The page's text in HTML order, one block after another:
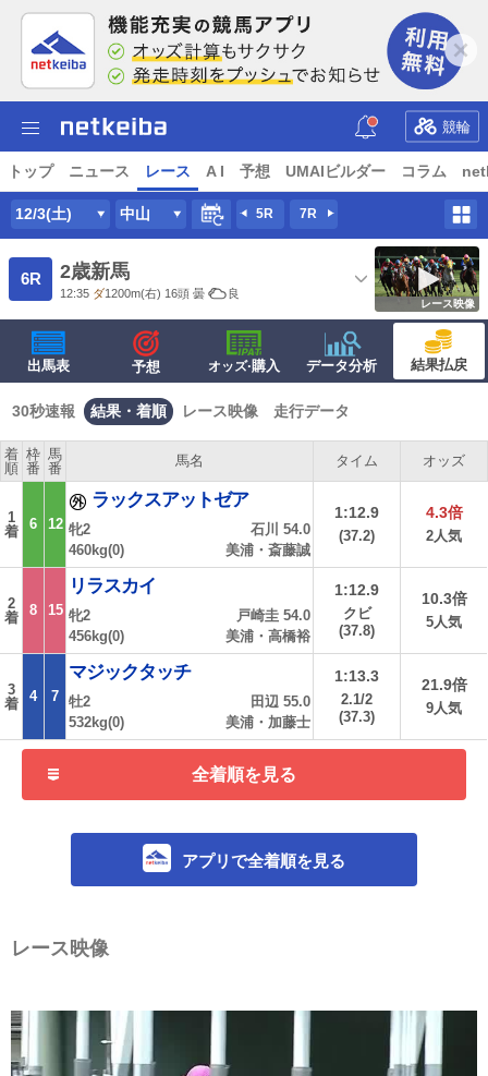
競輪
トップ ニュース レース A I 予想 UMAIビルダー コラム
12/3(土) 中山 5R 7R
6R 2歳新馬
12:35 ダ1200m(右) 16頭 曇 良
レース映像
出馬表 予想 オッズ·購入 データ分析 結果払戻
30秒速報 結果・着順 レース映像 走行データ
着
順
枠
番
馬
番
馬名 タイム オッズ
1
着
6 12
ラックスアットゼア
牝2
460kg(0)
石川 54.0
美浦・斎藤誠
1:12.9
(37.2)
4.3倍
2人気
2
着
8 15
リラスカイ
牝2
456kg(0)
戸崎圭 54.0
美浦・高橋裕
1:12.9
クビ
(37.8)
10.3倍
5人気
3
着
4 7
マジックタッチ
牡2
532kg(0)
田辺 55.0
美浦・加藤士
1:13.3
2.1/2
(37.3)
21.9倍
9人気
全着順を見る
アプリで全着順を見る
レース映像